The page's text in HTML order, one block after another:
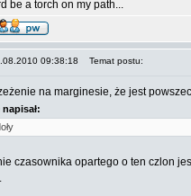
be a torch on my path...
09:38:18 Temat postu:
na marginesie, że jest
napisał:
czasownika opartego o ten czlon